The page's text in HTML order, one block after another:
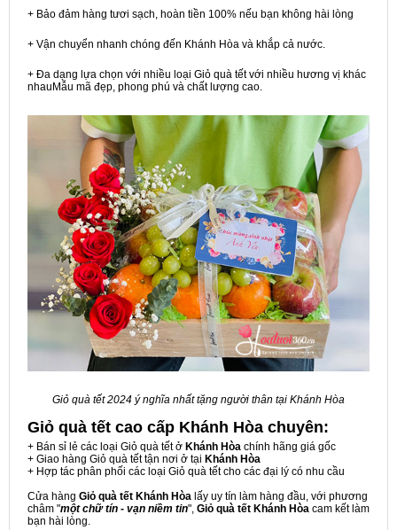
+ Bảo đảm hàng tươi sạch, hoàn tiền 100% nếu bạn không hài lòng
+ Vận chuyển nhanh chóng đến Khánh Hòa và khắp cả nước.
+ Đa dạng lựa chọn với nhiều loại Giỏ quà tết với nhiều hương vị khác
nhauMẫu mã đẹp, phong phú và chất lượng cao.
Giỏ quà tết 2024 ý nghĩa nhất tặng người thân tại Khánh Hòa
Giỏ quà tết cao cấp Khánh Hòa chuyên:
+ Bán sỉ lẻ các loại Giỏ quà tết ở Khánh Hòa chính hãng giá gốc
+ Giao hàng Giỏ quà tết tận nơi ở tại Khánh Hòa
+ Hợp tác phân phối các loại Giỏ quà tết cho các đại lý có nhu cầu
Cửa hàng Giỏ quà tết Khánh Hòa lấy uy tín làm hàng đầu, với phương
châm "một chữ tín - vạn niềm tin", Giỏ quà tết Khánh Hòa cam kết làm
bạn hài lòng.